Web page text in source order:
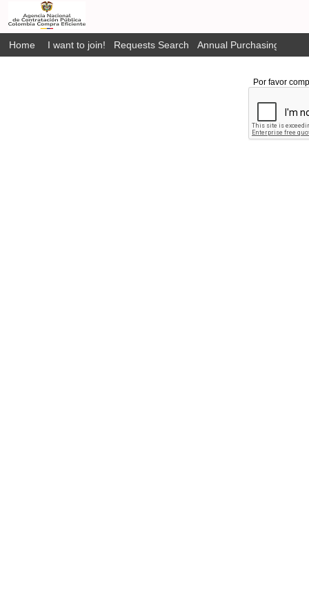
Home I want to join! Requests Search Annual Purchasing Plan
Por favor